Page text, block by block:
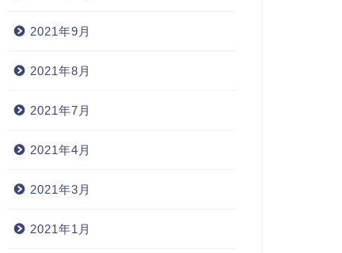
2021年9月
2021年8月
2021年7月
2021年4月
2021年3月
2021年1月